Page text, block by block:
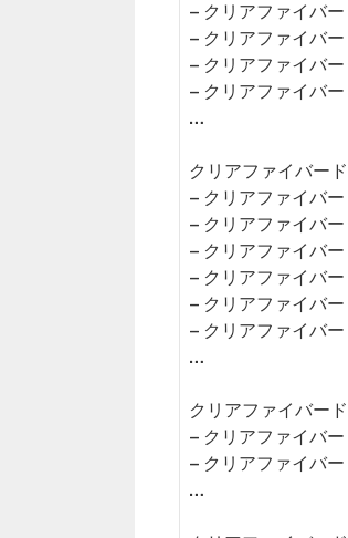
– クリアファイバ
– クリアファイバ
– クリアファイバ
– クリアファイバ
…
クリアファイバー
– クリアファイバ
– クリアファイバ
– クリアファイバ
– クリアファイバ
– クリアファイバ
– クリアファイバ
…
クリアファイバー
– クリアファイバ
– クリアファイバ
…